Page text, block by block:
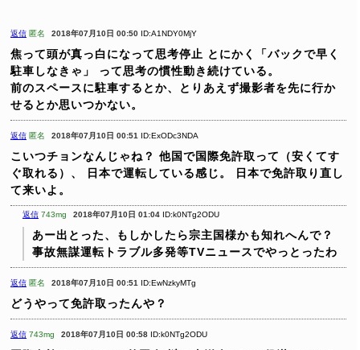
返信 匿名 2018年07月10日 00:50 ID:A1NDY0MjY
焦って頭が真っ白になって思考停止 とにかく「バックで早く
駐車しなきゃ」
って思考の慣性動き続けている。
前のスペースに駐車するとか、とりあえず撮影者を先に行か
せるとか思いつかない。
返信 匿名 2018年07月10日 00:51 ID:ExODc3NDA
こいつチョンなんじゃね？ 他国で国際免許取って（安くてす
ぐ取れる）、
日本で運転している感じ。
日本で免許取り直し
て来いよ。
返信 743mg 2018年07月10日 01:04 ID:k0NTg2ODU
あー出とった、もしかしたら宗主国様かも知れへんで？
事故無謀運転トラブル多発等TVニュースでやっとったわ
返信 匿名 2018年07月10日 00:51 ID:EwNzkyMTg
どうやって免許取ったんや？
返信 743mg 2018年07月10日 00:58 ID:k0NTg2ODU